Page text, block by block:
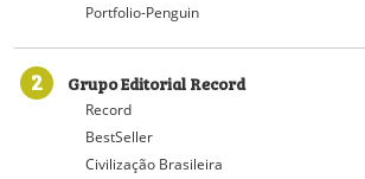
Portfolio-Penguin
2 Grupo Editorial Record
Record
BestSeller
Civilização Brasileira